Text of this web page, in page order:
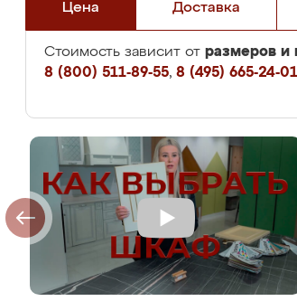
Цена Доставка
Стоимость зависит от размеров и
8 (800) 511-89-55, 8 (495) 665-24-01